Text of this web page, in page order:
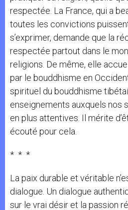
respectée. La France, qui a
toutes les convictions
s’exprimer, demande que la
respectée partout dans le
religions. De même, elle
par le bouddhisme en
spirituel du bouddhisme
enseignements auxquels nos
en plus attentives. Il mérite
écouté pour cela.
* * *
La paix durable et véritable
dialogue. Un dialogue
sur le vrai désir et la passion